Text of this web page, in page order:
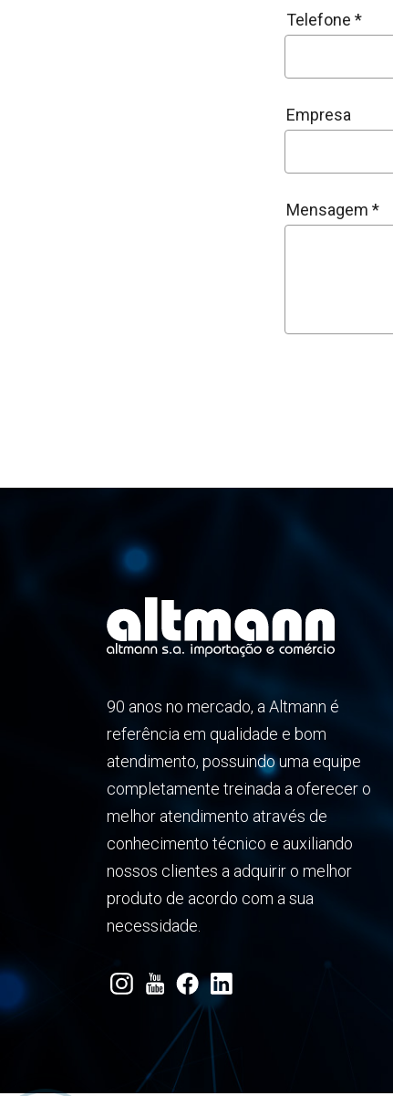
Telefone *
Empresa
Mensagem *
90 anos no mercado, a Altmann é
referência em qualidade e bom
atendimento, possuindo uma equipe
completamente treinada a oferecer o
melhor atendimento através de
conhecimento técnico e auxiliando
nossos clientes a adquirir o melhor
produto de acordo com a sua
necessidade.